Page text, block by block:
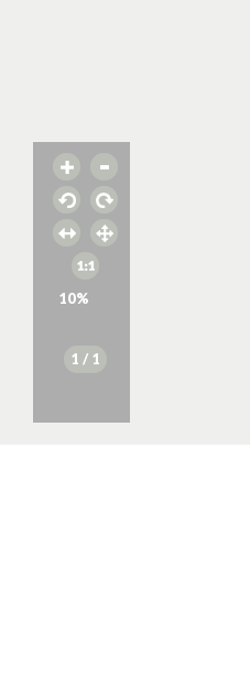
10%
1 / 1